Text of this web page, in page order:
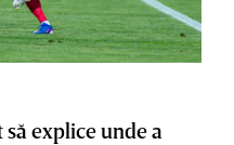
explice unde a